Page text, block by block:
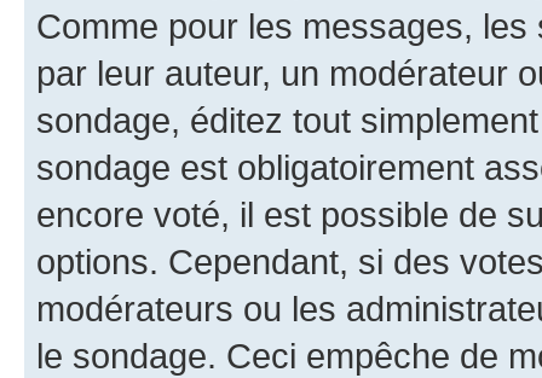
Comme pour les messages,
par leur auteur, un modérateur
sondage, éditez tout
sondage est obligatoirement
encore voté, il est possible de
options. Cependant, si des
modérateurs ou les
le sondage. Ceci empêche de